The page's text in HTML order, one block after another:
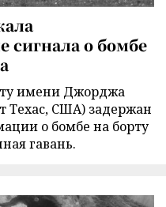
сигнала о бомбе
имени Джорджа
Техас, США) задержан
о бомбе на борту
гавань.